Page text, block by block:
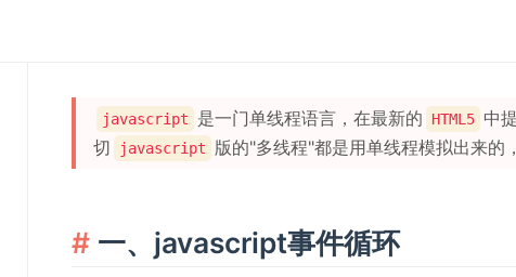
javascript 是一门单线程语言，在最新的 HTML5 中
切
javascript 版的"多线程"都是用单线程模拟出来的
一、javascript事件循环